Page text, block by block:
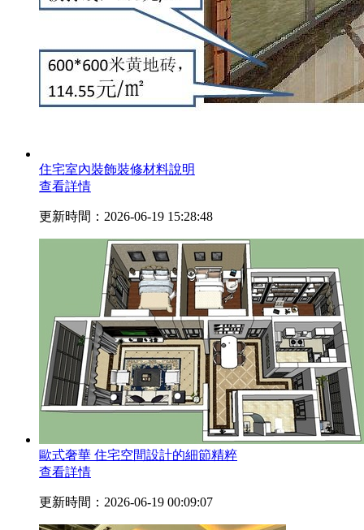
住宅室內裝飾裝修材料說明
查看詳情
更新時間：2026-06-19 15:28:48
歐式奢華 住宅空間設計的細節精粹
查看詳情
更新時間：2026-06-19 00:09:07